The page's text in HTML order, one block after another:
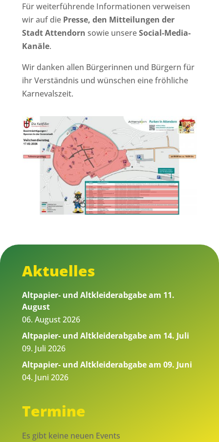
Für weiterführende Informationen verweisen
wir auf die Presse, den Mitteilungen der
Stadt Attendorn sowie unsereSocial-Media-
Kanäle.
Wir danken allen Bürgerinnen und Bürgern für
ihr Verständnis und wünschen eine fröhliche
Karnevalszeit.
Aktuelles
Altpapier- und Altkleiderabgabe am 11.
August
06. August 2026
Altpapier- und Altkleiderabgabe am 14. Juli
09. Juli 2026
Altpapier- und Altkleiderabgabe am 09. Juni
04. Juni 2026
Termine
Es gibt keine neuen Events